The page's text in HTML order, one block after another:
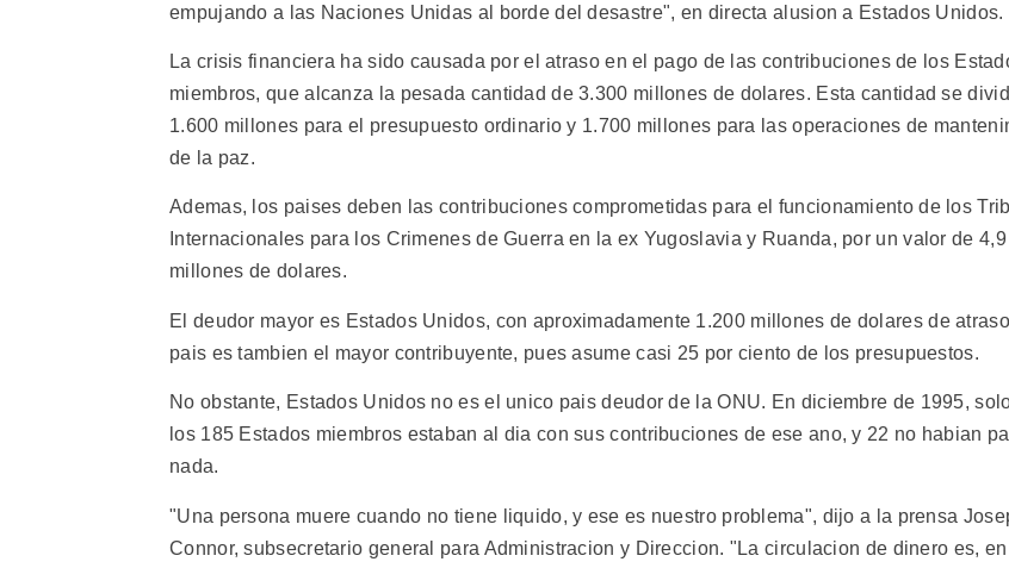
empujando a las Naciones Unidas al borde del desastre", en directa alusion a Estados Unidos.
La crisis financiera ha sido causada por el atraso en el pago de las contribuciones de los
miembros, que alcanza la pesada cantidad de 3.300 millones de dolares. Esta cantidad se
1.600 millones para el presupuesto ordinario y 1.700 millones para las operaciones de
de la paz.
Ademas, los paises deben las contribuciones comprometidas para el funcionamiento de los
Internacionales para los Crimenes de Guerra en la ex Yugoslavia y Ruanda, por un valor de 4,9
millones de dolares.
El deudor mayor es Estados Unidos, con aproximadamente 1.200 millones de dolares de
pais es tambien el mayor contribuyente, pues asume casi 25 por ciento de los presupuestos.
No obstante, Estados Unidos no es el unico pais deudor de la ONU. En diciembre de 1995,
los 185 Estados miembros estaban al dia con sus contribuciones de ese ano, y 22 no habian
nada.
"Una persona muere cuando no tiene liquido, y ese es nuestro problema", dijo a la prensa
Connor, subsecretario general para Administracion y Direccion. "La circulacion de dinero es,